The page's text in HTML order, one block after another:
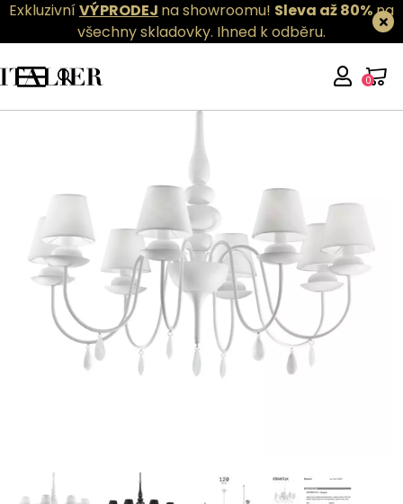
ExkluzivníVÝPRODEJ na showroomu! Sleva až 80%na
všechny skladovky. Ihned k odběru.
0